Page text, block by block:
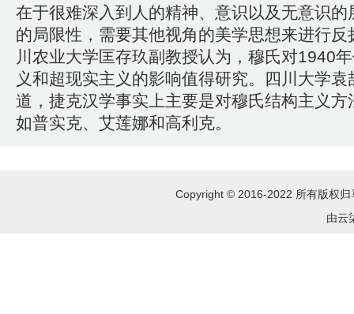
在于很难深入到人的精神、意识以及无意识的
的局限性，需要其他视角的美学思想来进行反
川农业大学匡存玖副教授认为，穆氏对1940
义和超现实主义的影响值得研究。四川大学袁
道，捷克汉学事实上主要是对穆氏结构主义方
如普实克、艾莲娜和高利克。
Copyright © 2016-2022 所有版权
由云